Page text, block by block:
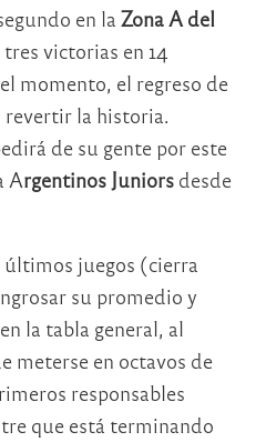
en la Zona A del
victorias en 14
momento, el regreso de
revertir la historia.
de su gente por este
Argentinos Juniors desde
últimos juegos (cierra
su promedio y
la tabla general, al
meterse en octavos de
responsables
que está terminando